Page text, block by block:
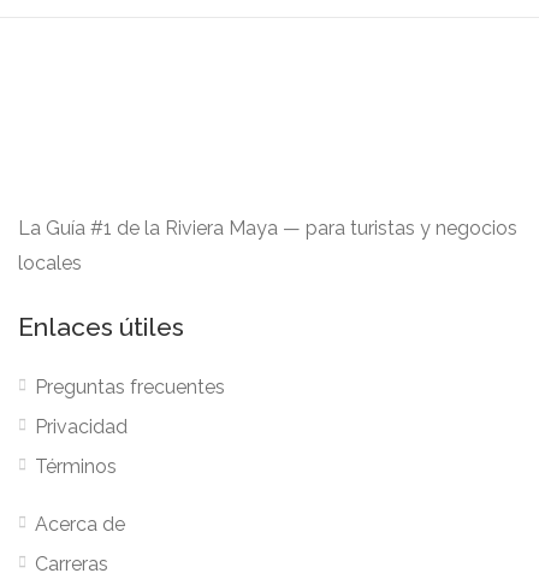
La Guía #1 de la Riviera Maya — para turistas y negocios
locales
Enlaces útiles
Preguntas frecuentes
Privacidad
Términos
Acerca de
Carreras